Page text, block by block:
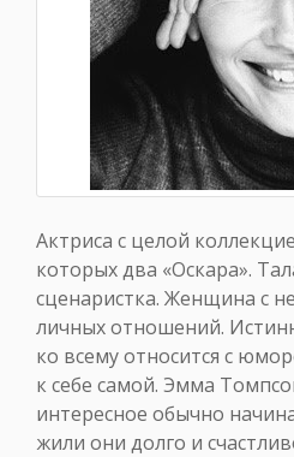
Актриса с целой
которых два «Оскара».
сценаристка. Женщина с
личных отношений.
ко всему относится с
к себе самой. Эмма
интересное обычно
жили они долго и